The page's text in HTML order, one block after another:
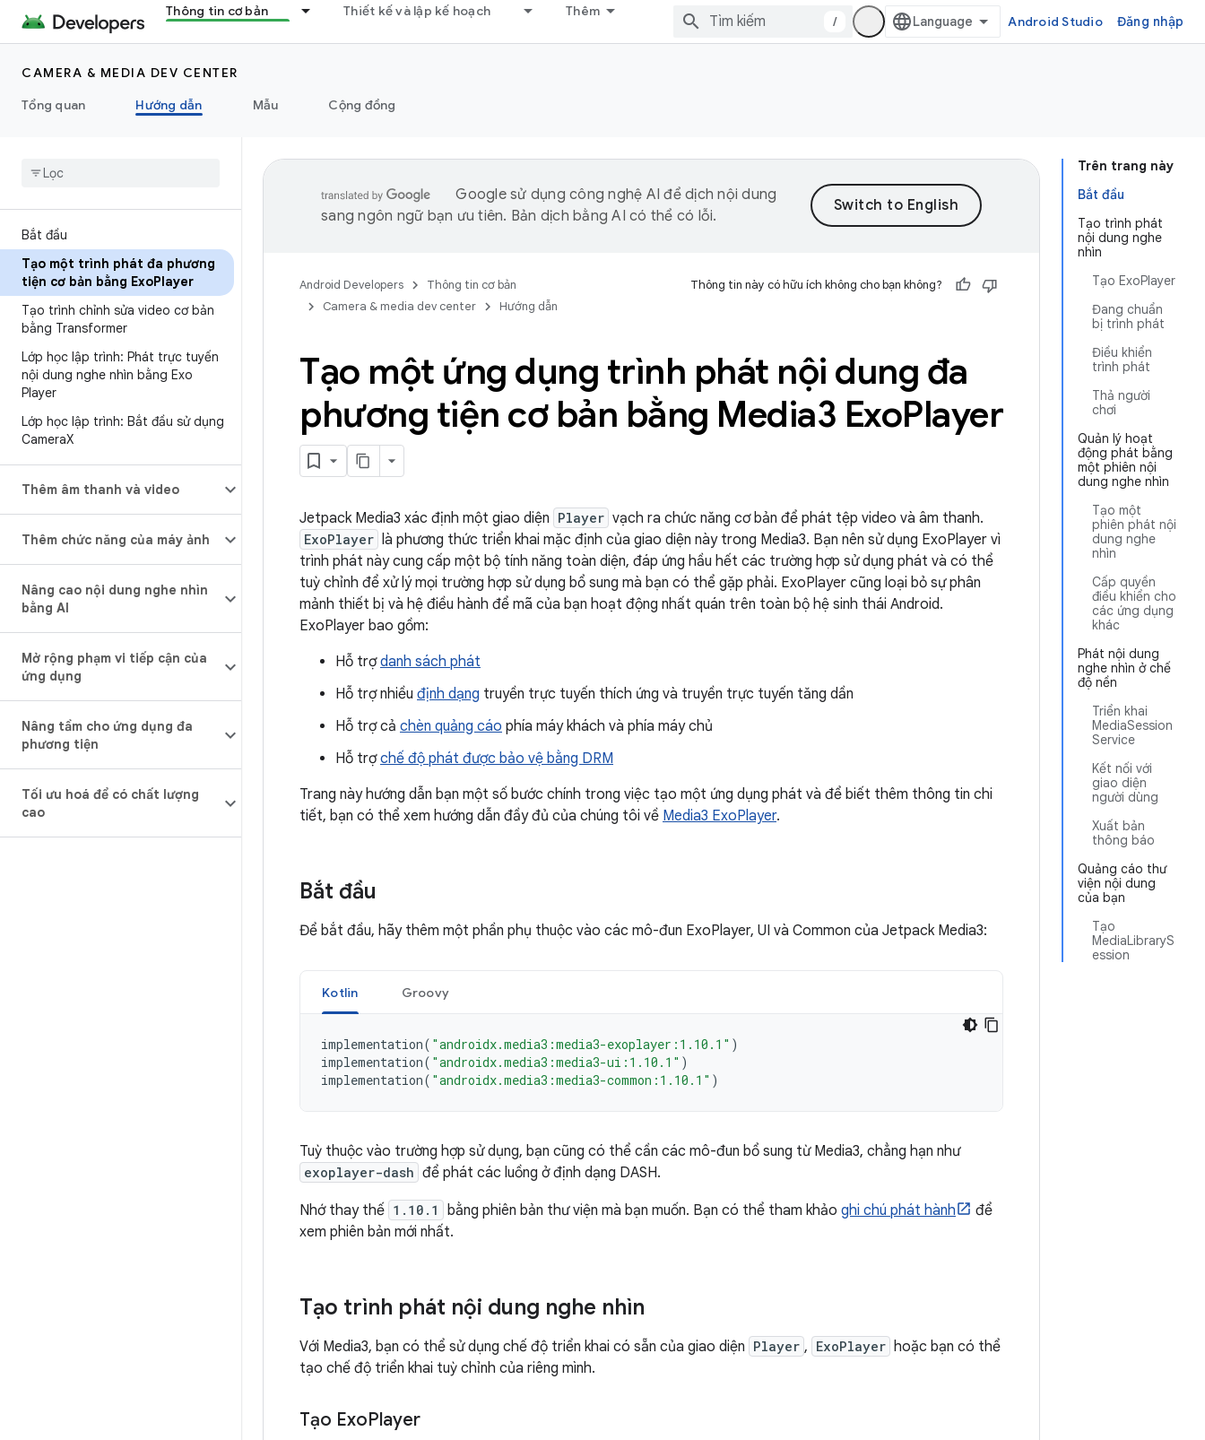
Thông tin cơ bản Thiết kế và lập kế hoạch Thêm
/ Android Studio Đăng nhập
CAMERA & MEDIA DEV CENTER
Tổng quan
Hướng dẫn Mẫu Cộng đồng
Bắt đầu
Tạo một trình phát đa phương
tiện cơ bản bằng ExoPlayer
Tạo trình chỉnh sửa video cơ bản
bằng Transformer
Lớp học lập trình: Phát trực tuyến
nội dung nghe nhìn bằng Exo
Player
Lớp học lập trình: Bắt đầu sử dụng
CameraX
Thêm âm thanh và video
Thêm chức năng của máy ảnh
Nâng cao nội dung nghe nhìn
bằng AI
Mở rộng phạm vi tiếp cận của
ứng dụng
Nâng tầm cho ứng dụng đa
phương tiện
Tối ưu hoá để có chất lượng
cao
Trên trang này
Bắt đầu
Tạo trình phát
nội dung nghe
nhìn
Tạo ExoPlayer
Đang chuẩn
bị trình phát
Điều khiển
trình phát
Thả người
chơi
Quản lý hoạt
động phát bằng
một phiên nội
dung nghe nhìn
Tạo một
phiên phát nội
dung nghe
nhìn
Cấp quyền
điều khiển cho
các ứng dụng
khác
Phát nội dung
nghe nhìn ở chế
độ nền
Triển khai
MediaSession
Service
Kết nối với
giao diện
người dùng
Xuất bản
thông báo
Quảng cáo thư
viện nội dung
của bạn
Tạo
MediaLibraryS
ession
Google sử dụng công nghệ AI để dịch nội dung
sang ngôn ngữ bạn ưu tiên. Bản dịch bằng AI có thể có lỗi.
Android Developers
Thông tin cơ bản
Camera & media dev center
Hướng dẫn
Thông tin này có hữu ích không cho bạn không?
Tạo một ứng dụng trình phát nội dung đa
phương tiện cơ bản bằng Media3 ExoPlayer
Jetpack Media3 xác định một giao diện Player vạch ra chức năng cơ bản để phát tệp video và âm thanh.
ExoPlayer là phương thức triển khai mặc định của giao diện này trong Media3. Bạn nên sử dụng ExoPlayer vì
trình phát này cung cấp một bộ tính năng toàn diện, đáp ứng hầu hết các trường hợp sử dụng phát và có thể
tuỳ chỉnh để xử lý mọi trường hợp sử dụng bổ sung mà bạn có thể gặp phải. ExoPlayer cũng loại bỏ sự phân
mảnh thiết bị và hệ điều hành để mã của bạn hoạt động nhất quán trên toàn bộ hệ sinh thái Android.
ExoPlayer bao gồm:
Hỗ trợdanh sách phát
Hỗ trợ nhiều định dạng truyền trực tuyến thích ứng và truyền trực tuyến tăng dần
Hỗ trợ cả chèn quảng cáo phía máy khách và phía máy chủ
Hỗ trợchế độ phát được bảo vệ bằng DRM
Trang này hướng dẫn bạn một số bước chính trong việc tạo một ứng dụng phát và để biết thêm thông tin chi
tiết, bạn có thể xem hướng dẫn đầy đủ của chúng tôi về Media3 ExoPlayer.
Bắt đầu
Để bắt đầu, hãy thêm một phần phụ thuộc vào các mô-đun ExoPlayer, UI và Common của Jetpack Media3:
Kotlin Groovy
implementation( "androidx.media3:media3-exoplayer:1.10.1" )
implementation( "androidx.media3:media3-ui:1.10.1" )
implementation( "androidx.media3:media3-common:1.10.1" )
Tuỳ thuộc vào trường hợp sử dụng, bạn cũng có thể cần các mô-đun bổ sung từ Media3, chẳng hạn như
exoplayer-dash để phát các luồng ở định dạng DASH.
Nhớ thay thế 1.10.1 bằng phiên bản thư viện mà bạn muốn. Bạn có thể tham khảo ghi chú phát hành
để
xem phiên bản mới nhất.
Tạo trình phát nội dung nghe nhìn
Với Media3, bạn có thể sử dụng chế độ triển khai có sẵn của giao diện Player , ExoPlayer hoặc bạn có thể
tạo chế độ triển khai tuỳ chỉnh của riêng mình.
Tạo ExoPlayer